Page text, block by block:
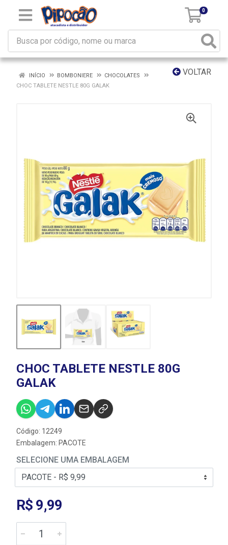
0
VOLTAR
INÍCIO BOMBONIERE
CHOCOLATES
CHOC TABLETE NESTLE 80G GALAK
CHOC TABLETE NESTLE 80G
GALAK
Código: 12249
Embalagem: PACOTE
SELECIONE UMA EMBALAGEM
R$ 9,99